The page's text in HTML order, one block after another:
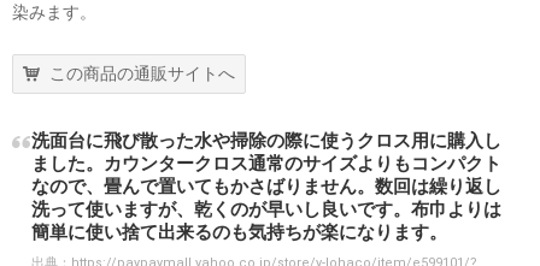
染みます。
この商品の通販サイトへ
洗面台に飛び散った水や掃除の際に使うクロス用に購入し
ました。カウンタークロス通常のサイズよりもコンパクト
なので、畳んで置いてもかさばりません。数回は繰り返し
洗って使いますが、乾くのが早いし良いです。布巾よりは
簡単に使い捨て出来るのも気持ちが楽になります。
出典： https://paypaymall.yahoo.co.jp/store/y-lohaco/item/e599101/?